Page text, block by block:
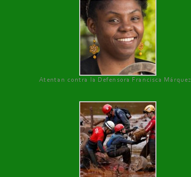
Atentan contra la Defensora Francisca Márquez